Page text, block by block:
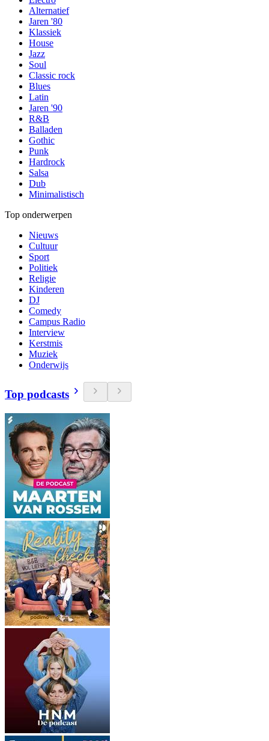
Alternatief
Jaren '80
Klassiek
House
Jazz
Soul
Classic rock
Blues
Latin
Jaren '90
R&B
Balladen
Gothic
Punk
Hardrock
Salsa
Dub
Minimalistisch
Top onderwerpen
Nieuws
Cultuur
Sport
Politiek
Religie
Kinderen
DJ
Comedy
Campus Radio
Interview
Kerstmis
Muziek
Onderwijs
Top podcasts